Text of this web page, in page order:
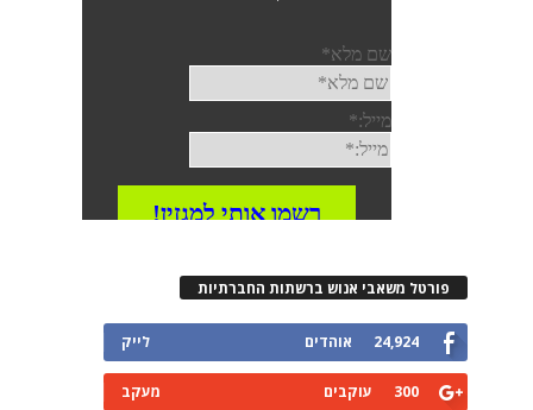
משאבי אנוש ברשתות החברתיות
אוהדים
עוקבים